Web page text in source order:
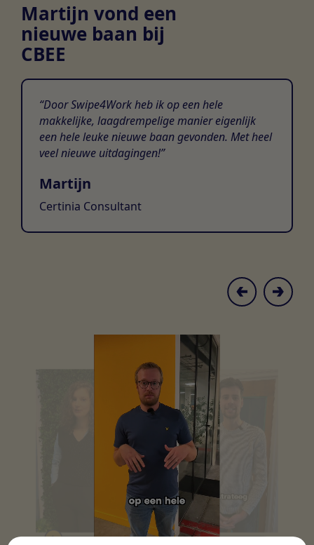
Martijn vond een
nieuwe baan bij
CBEE
Door Swipe4Work heb ik op een hele
makkelijke, laagdrempelige manier eigenlijk
een hele leuke nieuwe baan gevonden. Met heel
veel nieuwe uitdagingen!
Martijn
Certinia Consultant